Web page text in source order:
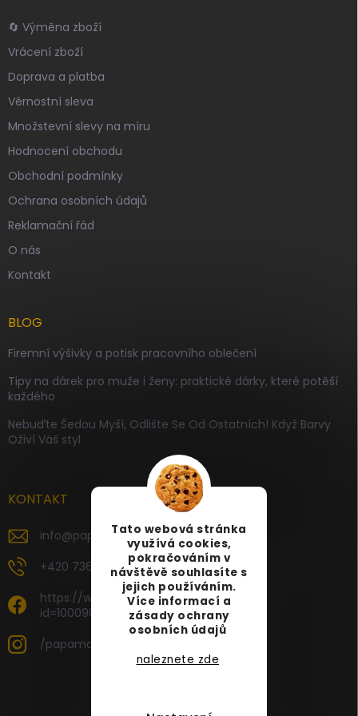
Tato webová stránka
využívá cookies,
pokračováním v
návštěvě souhlasíte s
jejich používáním.
Více informací a
zásady ochrany
osobních údajů
naleznete zde
🔄 Výměna zboží
Vrácení zboží
Doprava a platba
Věrnostní sleva
Množstevní slevy na míru
Hodnocení obchodu
Obchodní podmínky
Ochrana osobních údajů
Reklamační řád
O nás
Kontakt
BLOG
Firemní výšivky a potisk pracovního oblečení
Tipy na dárek pro muže i ženy: praktické dárky, které potěší
každého
Nebuďte Šedou Myší, Odlište Se Od Ostatních! Když Barvy
Oživí Váš styl
KONTAKT
info@papamartin.cz
+420 736 120 126
https://www.facebook.com/profile.php?
id=100090696535887
/papamartin.cz